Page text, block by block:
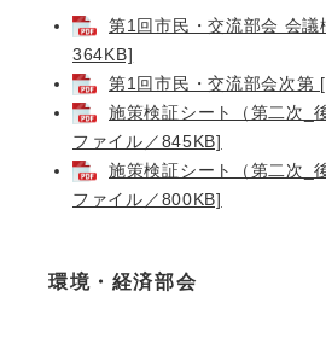
第1回市民・交流部会 会議
364KB]
第1回市民・交流部会次第
施策検証シート（第二次_
ファイル／845KB]
施策検証シート（第二次_
ファイル／800KB]
環境・経済部会